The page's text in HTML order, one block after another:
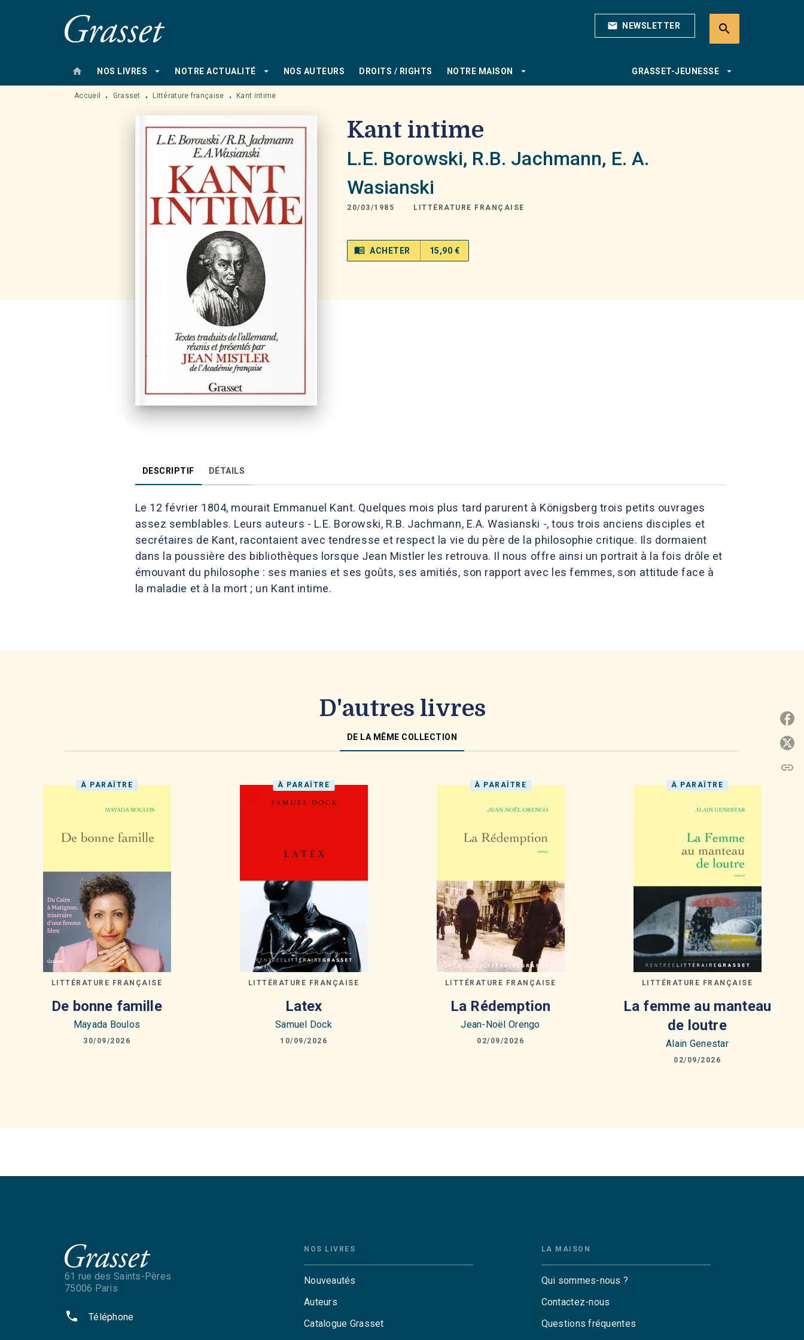
MENU RECHERCHE mail NEWSLETTER search
home NOS LIVRES arrow_drop_down NOTRE ACTUALITÉ arrow_drop_down NOS AUTEURS DROITS / RIGHTS NOTRE MAISON arrow_drop_down GRASSET-JEUNESSE arrow_drop_down
Accueil • Grasset • Littérature française • Kant intime
Kant intime
L.E. Borowski, R.B. Jachmann, E. A.
Wasianski
20/03/1985 LITTÉRATURE FRANÇAISE
menu_book ACHETER 15,90 €
DESCRIPTIF DÉTAILS
Le 12 février 1804, mourait Emmanuel Kant. Quelques mois plus tard parurent à Königsberg trois petits ouvrages
assez semblables. Leurs auteurs - L.E. Borowski, R.B. Jachmann, E.A. Wasianski -, tous trois anciens disciples et
secrétaires de Kant, racontaient avec tendresse et respect la vie du père de la philosophie critique. Ils dormaient
dans la poussière des bibliothèques lorsque Jean Mistler les retrouva. Il nous offre ainsi un portrait à la fois drôle et
émouvant du philosophe : ses manies et ses goûts, ses amitiés, son rapport avec les femmes, son attitude face à
la maladie et à la mort ; un Kant intime.
D'autres livres
DE LA MÊME COLLECTION
À PARAÎTRE
LITTÉRATURE FRANÇAISE
De bonne famille
Mayada Boulos
30/09/2026
À PARAÎTRE
LITTÉRATURE FRANÇAISE
Latex
Samuel Dock
10/09/2026
À PARAÎTRE
LITTÉRATURE FRANÇAISE
La Rédemption
Jean-Noël Orengo
02/09/2026
À PARAÎTRE
LITTÉRATURE FRANÇAISE
La femme au manteau
de loutre
Alain Genestar
02/09/2026
link
61 rue des Saints-Pères
75006 Paris
phone Téléphone
NOS LIVRES
Nouveautés
Auteurs
Catalogue Grasset
LA MAISON
Qui sommes-nous ?
Contactez-nous
Questions fréquentes